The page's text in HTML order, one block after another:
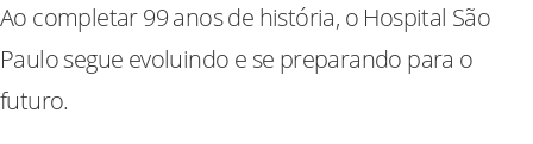
Ao completar 99 anos de história, o Hospital São
Paulo segue evoluindo e se preparando para o
futuro.